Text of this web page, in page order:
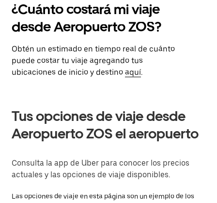
¿Cuánto costará mi viaje
desde Aeropuerto ZOS?
Obtén un estimado en tiempo real de cuánto
puede costar tu viaje agregando tus
ubicaciones de inicio y destino aquí.
Tus opciones de viaje desde
Aeropuerto ZOS el aeropuerto
Consulta la app de Uber para conocer los precios
actuales y las opciones de viaje disponibles.
Las opciones de viaje en esta página son un ejemplo de los